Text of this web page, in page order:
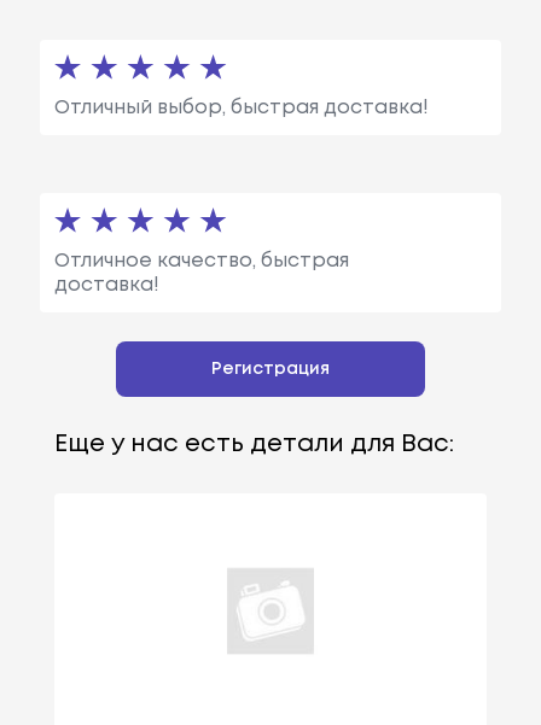
Отличный выбор, быстрая доставка!
Отличное качество, быстрая
доставка!
Регистрация
Еще у нас есть детали для Вас: